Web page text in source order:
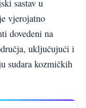
sastav u
vjerojatno
dovedeni na
uključujući i
sudara kozmičkih